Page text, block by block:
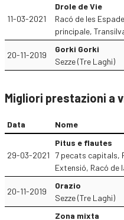
11-03-2021
Drole de Vie
Racó de les
principale,
20-11-2019
Gorki Gorki
Sezze (Tre Laghi)
Migliori prestazioni a
Data Nome
29-03-2021
Pitus e flautes
7 pecats capitals,
Extensió, Racó de
20-11-2019
Orazio
Sezze (Tre Laghi)
Zona mixta